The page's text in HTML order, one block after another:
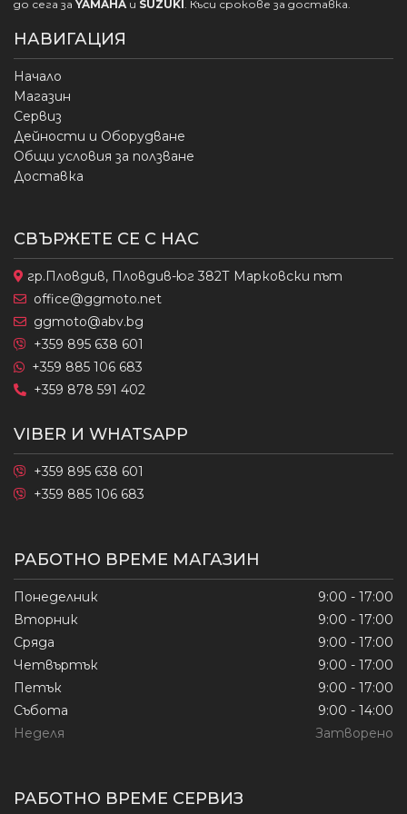
до сега за YAMAHA и SUZUKI. Къси срокове за доставка.
НАВИГАЦИЯ
Начало
Магазин
Сервиз
Дейности и Оборудване
Общи условия за ползване
Доставка
СВЪРЖЕТЕ СЕ С НАС
гр.Пловдив, Пловдив-юг 382Т Марковски път
office@ggmoto.net
ggmoto@abv.bg
+359 895 638 601
+359 885 106 683
+359 878 591 402
VIBER И WHATSAPP
+359 895 638 601
+359 885 106 683
РАБОТНО ВРЕМЕ МАГАЗИН
Понеделник
9:00 - 17:00
Вторник
9:00 - 17:00
Сряда
9:00 - 17:00
Четвъртък
9:00 - 17:00
Петък
9:00 - 17:00
Събота
9:00 - 14:00
Неделя
Затворено
РАБОТНО ВРЕМЕ СЕРВИЗ